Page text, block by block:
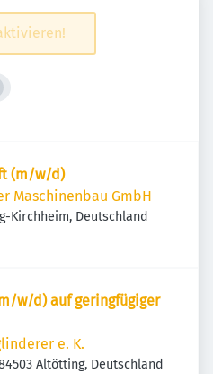
(m/w/d)
Maschinenbau GmbH
Kirchheim, Deutschland
w/d) auf geringfügiger
e. K.
Altötting, Deutschland